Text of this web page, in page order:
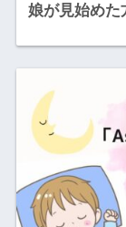
娘が見始めた